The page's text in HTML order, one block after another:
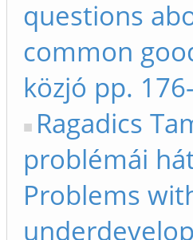
questions
common
közjó pp.
Ragadics
problémái
Problems